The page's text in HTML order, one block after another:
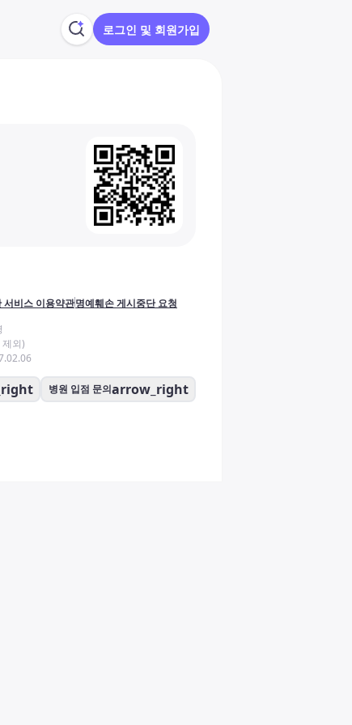
로그인 및 회원가입
서비스 이용약관명예훼손 게시중단 요청
외)
병원 입점 문의arrow_right